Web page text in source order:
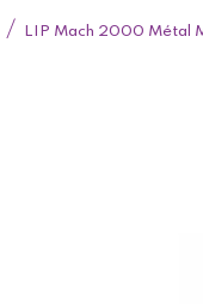
LIP Mach 2000 Métal